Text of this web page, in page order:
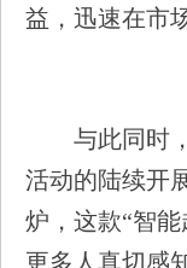
益，迅速在市
与此同时
活动的陆续开
炉，这款“智
更多人真切感